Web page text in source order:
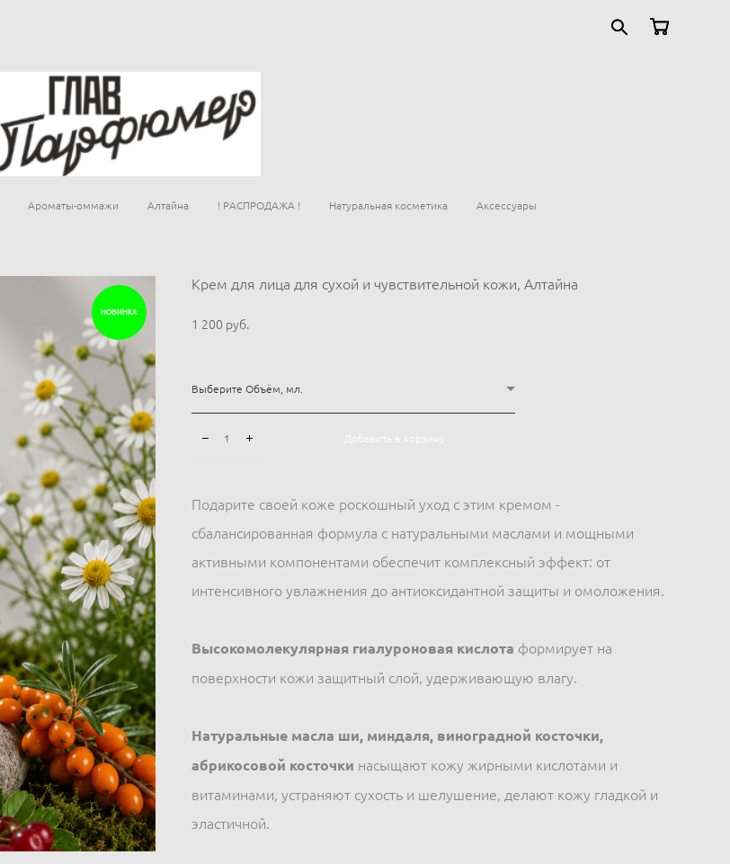
Ароматы-оммажи Алтайна ! РАСПРОДАЖА ! Натуральная косметика Аксессуары
НОВИНКА
Крем для лица для сухой и чувствительной кожи, Алтайна
1 200 pуб.
Выберите Объём, мл.
Добавить в корзину
Подарите своей коже роскошный уход с этим кремом -
сбалансированная формула с натуральными маслами и мощными
активными компонентами обеспечит комплексный эффект: от
интенсивного увлажнения до антиоксидантной защиты и омоложения.
Высокомолекулярная гиалуроновая кислота формирует на
поверхности кожи защитный слой, удерживающую влагу.
Натуральные масла ши, миндаля, виноградной косточки,
абрикосовой косточки насыщают кожу жирными кислотами и
витаминами, устраняют сухость и шелушение, делают кожу гладкой и
эластичной.